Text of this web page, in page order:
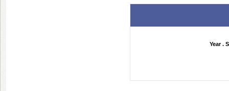
Year .